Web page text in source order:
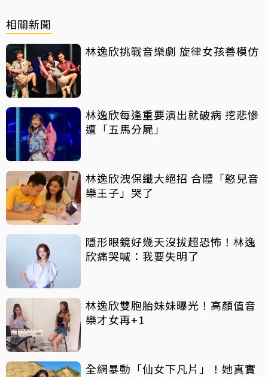
相關新聞
林逸欣挑戰音樂劇 旋律女孩善模仿
林逸欣每逢重要演出就破病 挖悲慘
遭「五馬分屍」
林逸欣洩保纖大絕招 合體「憨兒音
樂王子」哭了
隱形眼鏡好幾天沒拔超恐怖！林逸
欣痛哭喊：我要失明了
林逸欣雙胞胎妹妹曝光！高顏值音
樂才女再+1
全網暴動「仙女下凡片」！她真實